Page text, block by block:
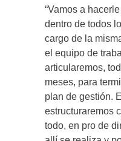
“Vamos a
dentro de todos
cargo de la
el equipo de
articularemos,
meses, para
plan de gestión.
estructuraremos
todo, en pro de